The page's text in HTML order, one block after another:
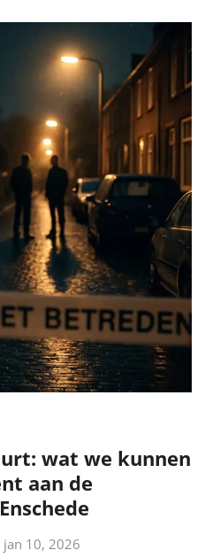
wat we kunnen
aan de
jan 10, 2026